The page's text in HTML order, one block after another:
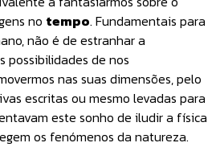
no tempo. Fundamentais para
não é de estranhar a
possibilidades de nos
nas suas dimensões, pelo
escritas ou mesmo levadas para
este sonho de iludir a física
os fenómenos da natureza.